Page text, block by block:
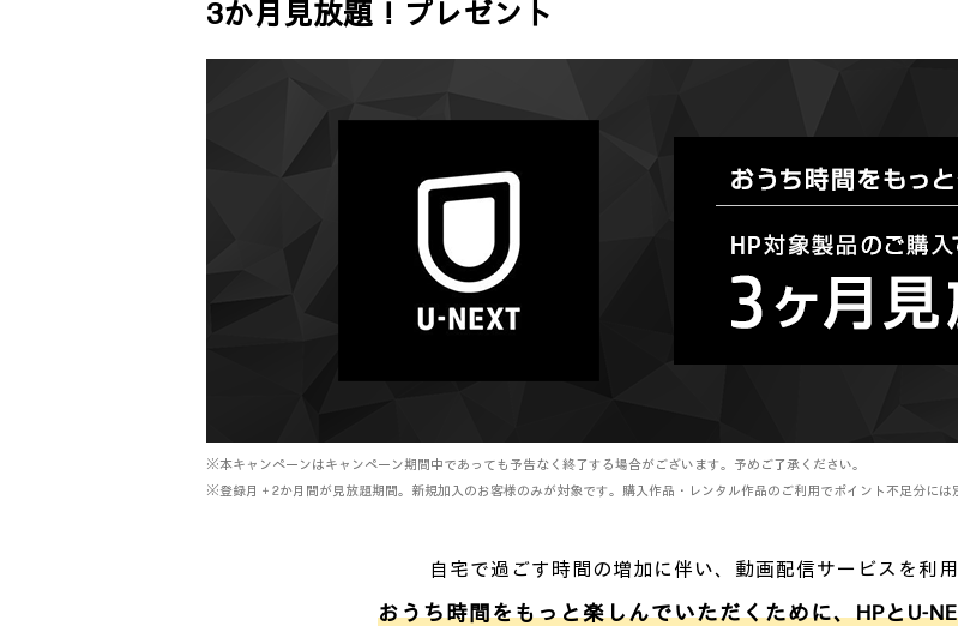
3か月見放題！プレゼント
※本キャンペーンはキャンペーン期間中であっても予告なく終了する場合がございます。予めご了承ください。
※登録月＋2か月間が見放題期間。新規加入のお客様のみが対象です。購入作品・レンタル作品のご利用でポイント不足分には
自宅で過ごす時間の増加に伴い、動画配信サービスを利
おうち時間をもっと楽しんでいただくために、HPとU-